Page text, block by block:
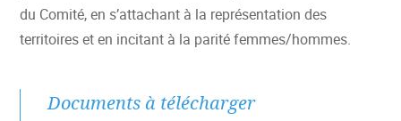
du Comité, en s’attachant à la représentation des
territoires et en incitant à la parité femmes/hommes.
Documents à télécharger